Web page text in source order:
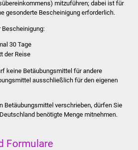
Ortsrecht
FNP / Bebauungspläne
Stadtinfo
Partnerstädte
Projekte
mitzuführen; dabei ist für
gesonderte Bescheinigung erforderlich.
30 Tage
der Reise
keine Betäubungsmittel für andere
ausschließlich für den eigenen
Betäubungsmittel verschrieben, dürfen Sie
benötigte Menge mitnehmen.
Formulare